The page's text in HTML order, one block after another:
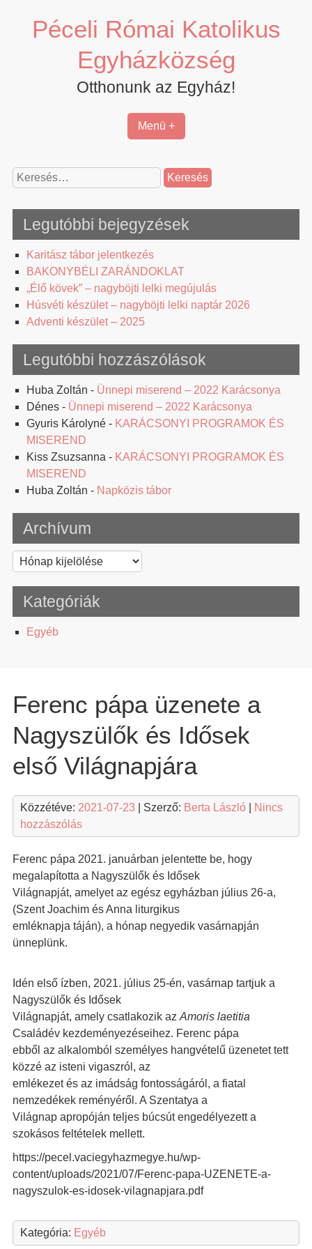
contentPéceli Római Katolikus
Egyházközség
Otthonunk az Egyház!
Menü +
Keresés:
Legutóbbi bejegyzések
Karitász tábor jelentkezés
BAKONYBÉLI ZARÁNDOKLAT
„Élő kövek” – nagyböjti lelki megújulás
Húsvéti készület – nagyböjti lelki naptár 2026
Adventi készület – 2025
Legutóbbi hozzászólások
Huba Zoltán - Ünnepi miserend – 2022 Karácsonya
Dénes- Ünnepi miserend – 2022 Karácsonya
Gyuris Károlyné- KARÁCSONYI PROGRAMOK ÉS
MISEREND
Kiss Zsuzsanna - KARÁCSONYI PROGRAMOK ÉS
MISEREND
Huba Zoltán - Napközis tábor
Archívum
Archívum
Kategóriák
Egyéb
Ferenc pápa üzenete a
Nagyszülők és Idősek
első Világnapjára
Közzétéve: 2021-07-23 | Szerző: Berta László|
Nincs
hozzászólás
Ferenc pápa 2021. januárban jelentette be, hogy
megalapította a Nagyszülők és Idősek
Világnapját, amelyet az egész egyházban július 26-a,
(Szent Joachim és Anna liturgikus
emléknapja táján), a hónap negyedik vasárnapján
ünneplünk.
Idén első ízben, 2021. július 25-én, vasárnap tartjuk a
Nagyszülők és Idősek
Világnapját, amely csatlakozik az Amoris laetitia
Családév kezdeményezéseihez. Ferenc pápa
ebből az alkalomból személyes hangvételű üzenetet tett
közzé az isteni vigaszról, az
emlékezet és az imádság fontosságáról, a fiatal
nemzedékek reményéről. A Szentatya a
Világnap apropóján teljes búcsút engedélyezett a
szokásos feltételek mellett.
https://pecel.vaciegyhazmegye.hu/wp-
content/uploads/2021/07/Ferenc-papa-UZENETE-a-
nagyszulok-es-idosek-vilagnapjara.pdf
Kategória: Egyéb